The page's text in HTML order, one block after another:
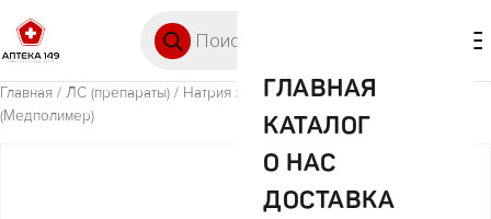
ГЛАВНАЯ
КАТАЛОГ
О НАС
ДОСТАВКА
Главная / ЛС (препараты) / Натрия хлорид 0,9% 200мл №40 пласт.
(Медполимер)